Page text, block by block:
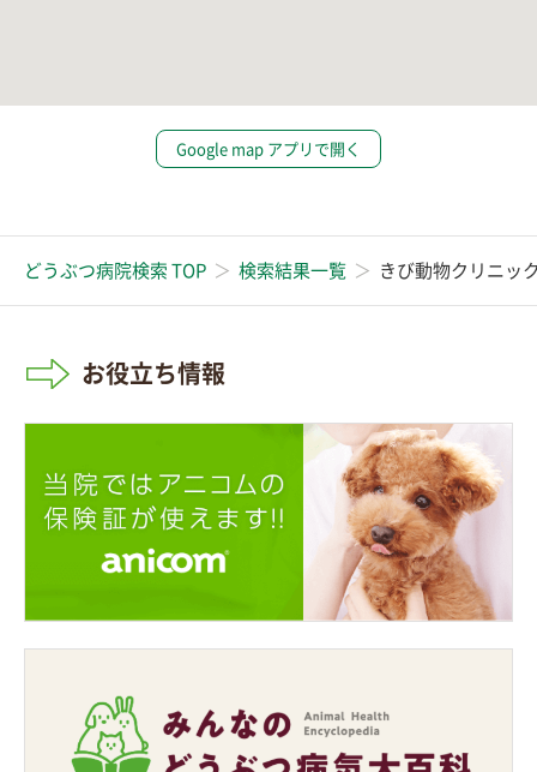
Google map アプリで開く
どうぶつ病院検索 TOP 検索結果一覧 きび動物クリニッ
お役立ち情報